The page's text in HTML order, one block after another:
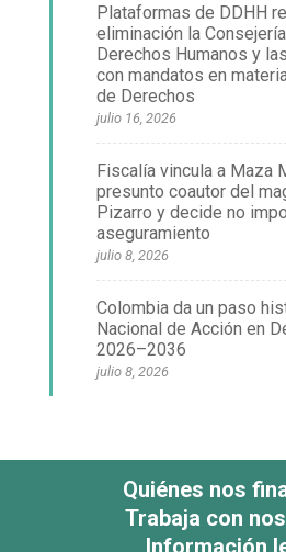
Plataformas de DDHH
eliminación la
Derechos Humanos y
con mandatos en
de Derechos
julio 16, 2026
Fiscalía vincula a Maza
presunto coautor del
Pizarro y decide no
aseguramiento
julio 8, 2026
Colombia da un paso
Nacional de Acción en
2026–2036
julio 8, 2026
Quiénes nos
Trabaja con
Información